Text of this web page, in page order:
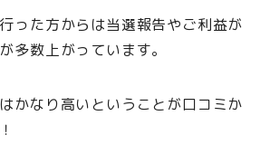
った方からは当選報告やご利益が
多数上がっています。
かなり高いということが口コミか